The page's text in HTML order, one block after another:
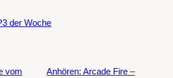
der Woche
vom
Anhören: Arcade Fire –